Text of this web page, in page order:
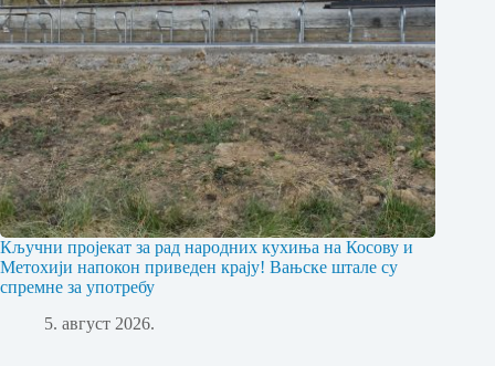
Кључни пројекат за рад народних кухиња на Косову и
Метохији напокон приведен крају! Вањске штале су
спремне за употребу
5. август 2026.